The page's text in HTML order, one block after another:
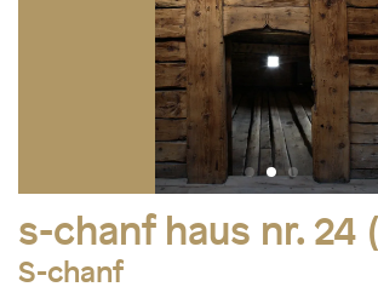
s-chanf haus nr. 24
S-chanf